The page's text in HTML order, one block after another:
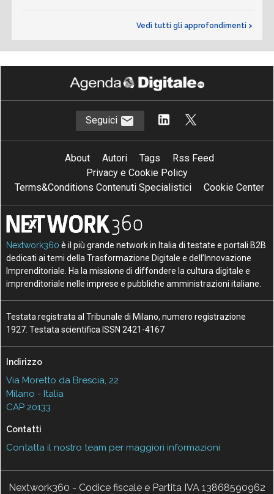
Vedi tutti gli approfondimenti >
Seguici
About Autori Tags
Rss Feed
Privacy e Cookie Policy
Terms&Conditions Contenuti Specialistici
Cookie Center
Nextwork360 è il più grande network in Italia di testate e portali B2B
dedicati ai temi della Trasformazione Digitale e dell’Innovazione
Imprenditoriale. Ha la missione di diffondere la cultura digitale e
imprenditoriale nelle imprese e pubbliche amministrazioni italiane.
Testata registrata al Tribunale di Milano, numero registrazione
1927. Testata scientifica ISSN 2421-4167
Indirizzo
Via Moretto da Brescia, 22
Milano - Italia
CAP 20133
Contatti
Contatta il nostro team per maggiori informazioni
Nextwork360 - Codice fiscale e Partita IVA 13868590962